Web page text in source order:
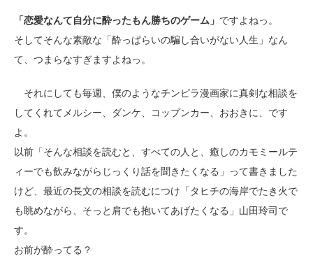
「恋愛なんて自分に酔ったもん勝ちのゲーム」 ですよねっ。
そしてそんな素敵な「酔っぱらいの騙し合いがない人生」なん
て、つまらなすぎますよねっ。
それにしても毎週、僕のようなチンピラ漫画家に真剣な相談を
してくれてメルシー、ダンケ、コップンカー、おおきに、です
よ。
以前「そんな相談を読むと、すべての人と、癒しのカモミールテ
ィーでも飲みながらじっくり話を聞きたくなる」って書きました
けど、最近の長文の相談を読むにつけ「タヒチの海岸でたき火で
も眺めながら、そっと肩でも抱いてあげたくなる」山田玲司で
す。
お前が酔ってる？